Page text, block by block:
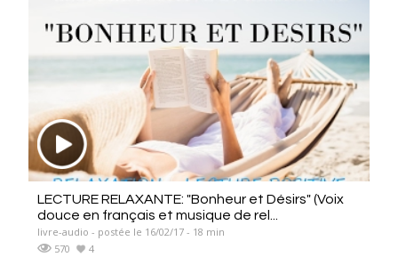
LECTURE RELAXANTE: "Bonheur et Désirs" (Voix
douce en français et musique de rel...
livre-audio - postée le 16/02/17 - 18 min
570
4